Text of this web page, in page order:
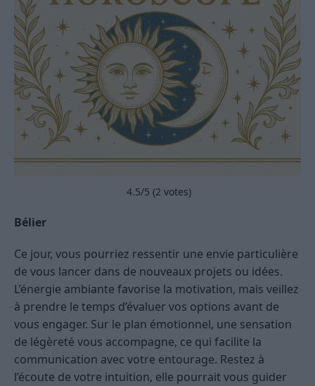
4.5/5 (2 votes)
Bélier
Ce jour, vous pourriez ressentir une envie particulière
de vous lancer dans de nouveaux projets ou idées.
L’énergie ambiante favorise la motivation, mais veillez
à prendre le temps d’évaluer vos options avant de
vous engager. Sur le plan émotionnel, une sensation
de légèreté vous accompagne, ce qui facilite la
communication avec votre entourage. Restez à
l’écoute de votre intuition, elle pourrait vous guider